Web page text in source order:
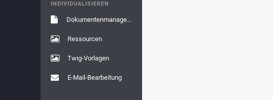
INDIVIDUALISIEREN
Dokumentenmanagement
Ressourcen
Twig-Vorlagen
E-Mail-Bearbeitung